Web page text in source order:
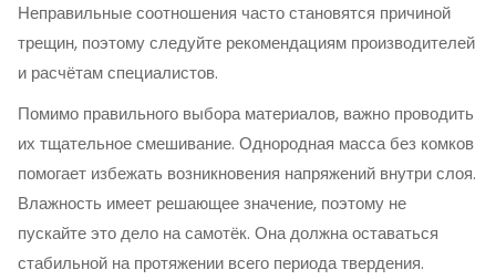
Неправильные соотношения часто становятся причиной
трещин, поэтому следуйте рекомендациям производителей
и расчётам специалистов.
Помимо правильного выбора материалов, важно проводить
их тщательное смешивание. Однородная масса без комков
помогает избежать возникновения напряжений внутри слоя.
Влажность имеет решающее значение, поэтому не
пускайте это дело на самотёк. Она должна оставаться
стабильной на протяжении всего периода твердения.